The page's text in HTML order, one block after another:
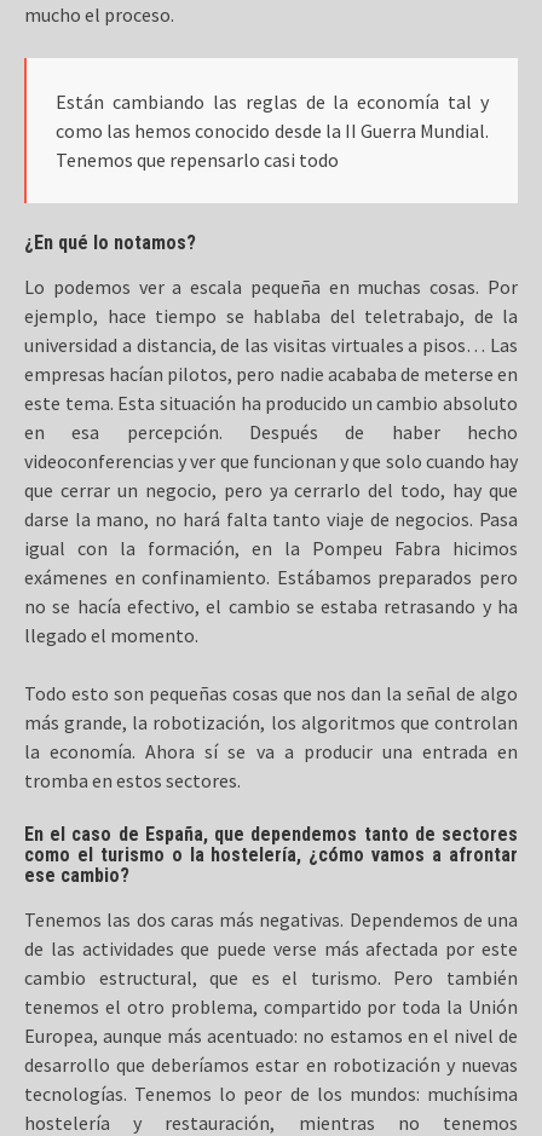
mucho el proceso.
Están cambiando las reglas de la economía tal y
como las hemos conocido desde la II Guerra Mundial.
Tenemos que repensarlo casi todo
¿En qué lo notamos?
Lo podemos ver a escala pequeña en muchas cosas. Por
ejemplo, hace tiempo se hablaba del teletrabajo, de la
universidad a distancia, de las visitas virtuales a pisos… Las
empresas hacían pilotos, pero nadie acababa de meterse en
este tema. Esta situación ha producido un cambio absoluto
en esa percepción. Después de haber hecho
videoconferencias y ver que funcionan y que solo cuando hay
que cerrar un negocio, pero ya cerrarlo del todo, hay que
darse la mano, no hará falta tanto viaje de negocios. Pasa
igual con la formación, en la Pompeu Fabra hicimos
exámenes en confinamiento. Estábamos preparados pero
no se hacía efectivo, el cambio se estaba retrasando y ha
llegado el momento.
Todo esto son pequeñas cosas que nos dan la señal de algo
más grande, la robotización, los algoritmos que controlan
la economía. Ahora sí se va a producir una entrada en
tromba en estos sectores.
En el caso de España, que dependemos tanto de sectores
como el turismo o la hostelería, ¿cómo vamos a afrontar
ese cambio?
Tenemos las dos caras más negativas. Dependemos de una
de las actividades que puede verse más afectada por este
cambio estructural, que es el turismo. Pero también
tenemos el otro problema, compartido por toda la Unión
Europea, aunque más acentuado: no estamos en el nivel de
desarrollo que deberíamos estar en robotización y nuevas
tecnologías. Tenemos lo peor de los mundos: muchísima
hostelería y restauración, mientras no tenemos